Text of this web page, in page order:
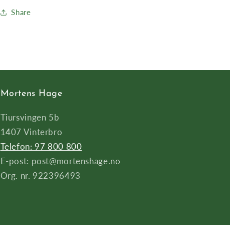
Share
Mortens Hage
Tiursvingen 5b
1407 Vinterbro
Telefon: 97 800 800
E-post: post@mortenshage.no
Org. nr. 922396493